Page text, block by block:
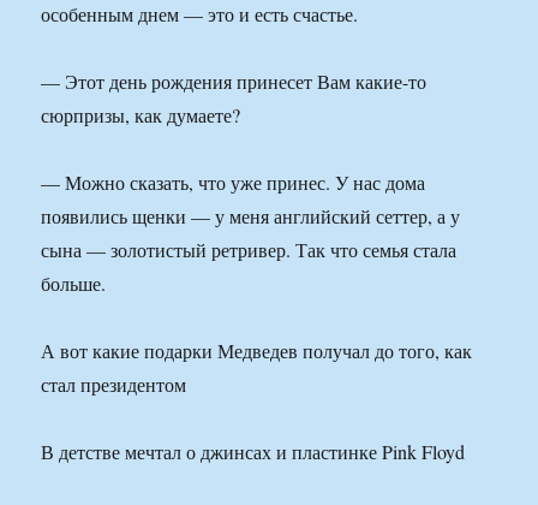
особенным днем — это и есть счастье.
— Этот день рождения принесет Вам какие-то
сюрпризы, как думаете?
— Можно сказать, что уже принес. У нас дома
появились щенки — у меня английский сеттер, а у
сына — золотистый ретривер. Так что семья стала
больше.
А вот какие подарки Медведев получал до того, как
стал президентом
В детстве мечтал о джинсах и пластинке Pink Floyd